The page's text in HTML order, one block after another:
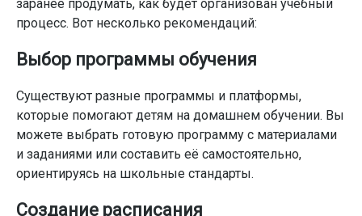
заранее продумать, как будет организован учебный
процесс. Вот несколько рекомендаций:
Выбор программы обучения
Существуют разные программы и платформы,
которые помогают детям на домашнем обучении. Вы
можете выбрать готовую программу с материалами
и заданиями или составить её самостоятельно,
ориентируясь на школьные стандарты.
Создание расписания